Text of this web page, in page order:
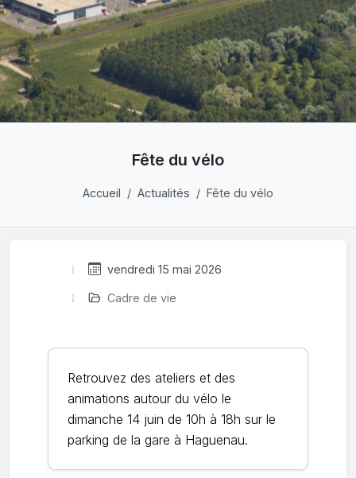
Fête du vélo
Accueil Actualités Fête du vélo
vendredi 15 mai 2026
Cadre de vie
Retrouvez des ateliers et des
animations autour du vélo le
dimanche 14 juin de 10h à 18h sur le
parking de la gare à Haguenau.